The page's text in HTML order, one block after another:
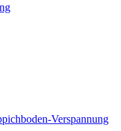
Verspannung